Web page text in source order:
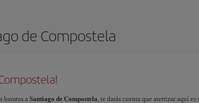
de Compostela
baratos a Santiago de Compostela, te darás cuenta que aterrizar aquí es